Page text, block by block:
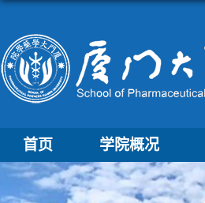
首页 学院概况